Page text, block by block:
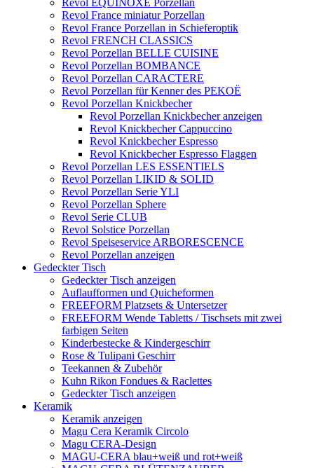
Revol EQUINOXE Porzellan
Revol France miniatur Porzellan
Revol France Porzellan in Schieferoptik
Revol FRENCH CLASSICS
Revol Porzellan BELLE CUISINE
Revol Porzellan BOMBANCE
Revol Porzellan CARACTERE
Revol Porzellan für Kenner des PEKOË
Revol Porzellan Knickbecher
Revol Porzellan Knickbecher anzeigen
Revol Knickbecher Cappuccino
Revol Knickbecher Espresso
Revol Knickbecher Espresso Flaggen
Revol Porzellan LES ESSENTIELS
Revol Porzellan LIKID & SOLID
Revol Porzellan Serie YLI
Revol Porzellan Sphere
Revol Serie CLUB
Revol Solstice Porzellan
Revol Speiseservice ARBORESCENCE
Revol Porzellan anzeigen
Gedeckter Tisch
Gedeckter Tisch anzeigen
Auflaufformen und Quicheformen
FREEFORM Platzsets & Untersetzer
FREEFORM Wende Tabletts / Tischsets mit zwei
farbigen Seiten
Kinderbestecke & Kindergeschirr
Rose & Tulipani Geschirr
Teekannen & Zubehör
Kuhn Rikon Fondues & Raclettes
Gedeckter Tisch anzeigen
Keramik
Keramik anzeigen
Magu Cera Keramik Circolo
Magu CERA-Design
MAGU-CERA blau+weiß und rot+weiß